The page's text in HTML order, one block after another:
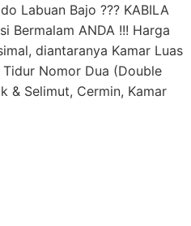
Labuan Bajo ??? KABILA
Bermalam ANDA !!! Harga
diantaranya Kamar Luas
Nomor Dua (Double
& Selimut, Cermin, Kamar